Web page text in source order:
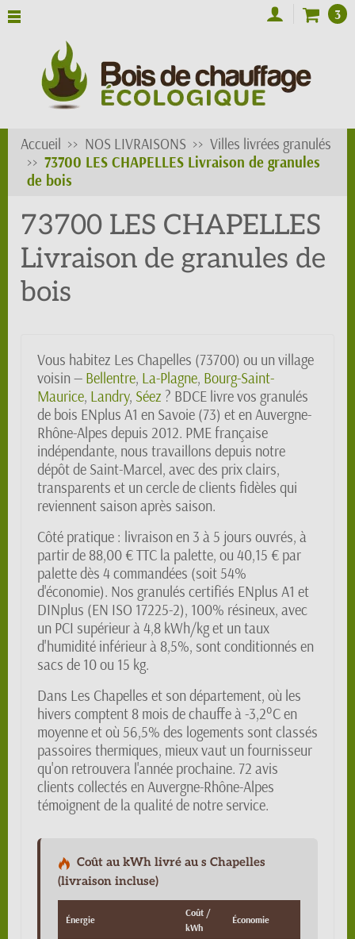
3
Accueil NOS LIVRAISONS
Villes livrées granulés
73700 LES CHAPELLES Livraison de granules
de bois
73700 LES CHAPELLES
Livraison de granules de
bois
Vous habitez Les Chapelles (73700) ou un village
voisin — Bellentre, La-Plagne, Bourg-Saint-
Maurice, Landry, Séez ? BDCE livre vos granulés
de bois ENplus A1 en Savoie (73) et en Auvergne-
Rhône-Alpes depuis 2012. PME française
indépendante, nous travaillons depuis notre
dépôt de Saint-Marcel, avec des prix clairs,
transparents et un cercle de clients fidèles qui
reviennent saison après saison.
Côté pratique : livraison en 3 à 5 jours ouvrés, à
partir de 88,00 € TTC la palette, ou 40,15 € par
palette dès 4 commandées (soit 54%
d'économie). Nos granulés certifiés ENplus A1 et
DINplus (EN ISO 17225-2), 100% résineux, avec
un PCI supérieur à 4,8 kWh/kg et un taux
d'humidité inférieur à 8,5%, sont conditionnés en
sacs de 10 ou 15 kg.
Dans Les Chapelles et son département, où les
hivers comptent 8 mois de chauffe à -3,2°C en
moyenne et où 56,5% des logements sont classés
passoires thermiques, mieux vaut un fournisseur
qu'on retrouvera l'année prochaine. 72 avis
clients collectés en Auvergne-Rhône-Alpes
témoignent de la qualité de notre service.
Coût au kWh livré au s Chapelles
(livraison incluse)
Énergie
Coût /
kWh
Économie